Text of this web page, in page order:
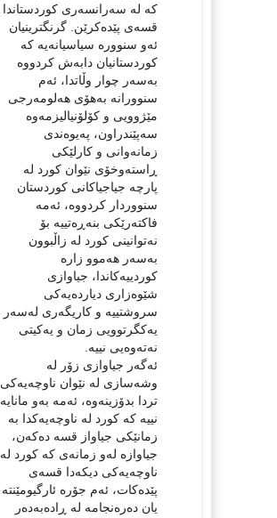
کە لە سەرانسەری کوردستاندا
قسەی پێدەکرێن. گرنگترینیان
ئەو سنوورە سیاسیانەیە کە
کوردستانیان دابەش کردووە
بەسەر چوار وڵاتدا، ئەم
سنوورانە بەهۆی هەلومەرجی
مێژوویی و کۆلۆنیالیزمەوە
سەپێندراون، پەیوەندی
زمانەوانی و کارلێکی
ڕاستەوخۆی نێوان کورد لە
پارچە جیاجیاکانی کوردستان
سنووردار کردووە، ئەمە
فاکتەرێکی بنەڕەتییە بۆ
نەتوانینی کورد لە زاڵبوون
بەسەر هەموو زارە
کوردییەکاندا، جیاوازی
شێوەزاری دیاردەیەکی
سروشتییە و کاریگەری لەسەر
یەکگرتوویی زمان و یەکیتی
نەتەوەیی نییە.
ئەگەر جیاوازی زۆر لە
وشەسازی لە نێوان ناوچەیەکی
تردا بدۆزینەوە، ئەمە بەو مانایە
نییە کە کورد لە ناوچەیەکدا بە
زمانێکی جیاواز قسە دەکەن،
جیاوازە لەو زمانەی کە کورد لە
ناوچەیەکی دیکەدا قسەی
پێدەکات، ئەم جۆرە ئارگیومێنتە
یان دەرەنجامە لە ڕادەبەدەر